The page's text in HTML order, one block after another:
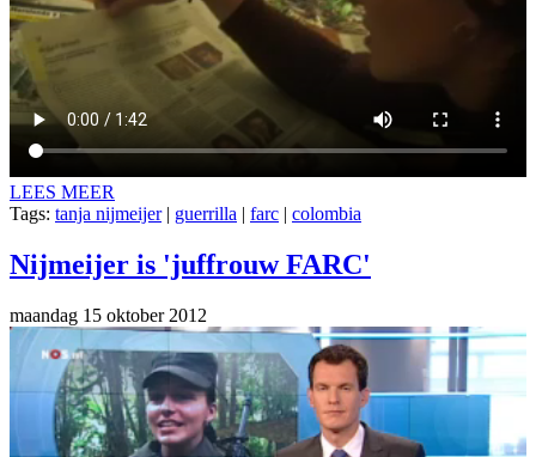
LEES MEER
Tags: tanja nijmeijer| guerrilla | farc | colombia
Nijmeijer is 'juffrouw FARC'
maandag 15 oktober 2012